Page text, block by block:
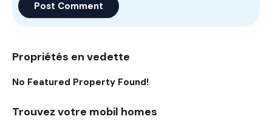
Propriétés en vedette
No Featured Property Found!
Trouvez votre mobil homes